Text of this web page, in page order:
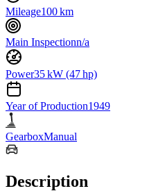
Mileage100 km
Main Inspectionn/a
Power35 kW (47 hp)
Year of Production1949
GearboxManual
Description